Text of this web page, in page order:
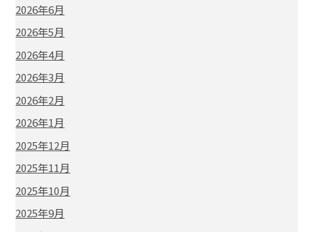
2026年6月
2026年5月
2026年4月
2026年3月
2026年2月
2026年1月
2025年12月
2025年11月
2025年10月
2025年9月